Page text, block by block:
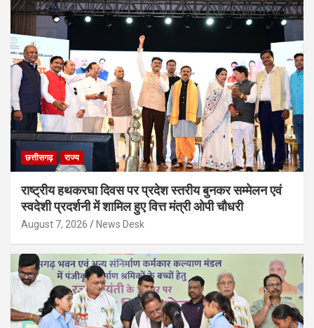
छत्तीसगढ़ राज्य
राष्ट्रीय हथकरघा दिवस पर प्रदेश स्तरीय बुनकर सम्मेलन एवं
स्वदेशी प्रदर्शनी में शामिल हुए वित्त मंत्री ओपी चौधरी
August 7, 2026 News Desk